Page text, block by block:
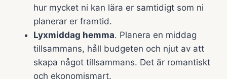
hur mycket ni kan lära er samtidigt som ni
planerar er framtid.
Lyxmiddag hemma. Planera en middag
tillsammans, håll budgeten och njut av att
skapa något tillsammans. Det är romantiskt
och ekonomismart.